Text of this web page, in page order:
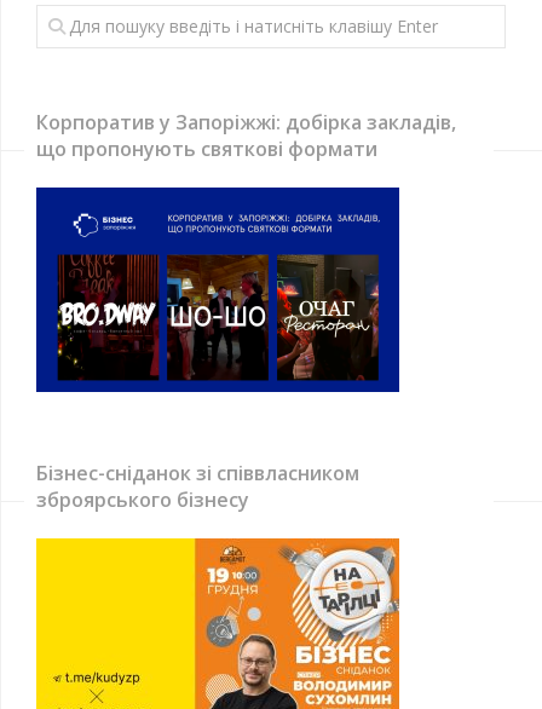
Корпоратив у Запоріжжі: добірка закладів,
що пропонують святкові формати
Бізнес-сніданок зі співвласником
зброярського бізнесу